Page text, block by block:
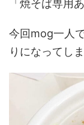
「焼そば専用
今回mog一人
りになってし